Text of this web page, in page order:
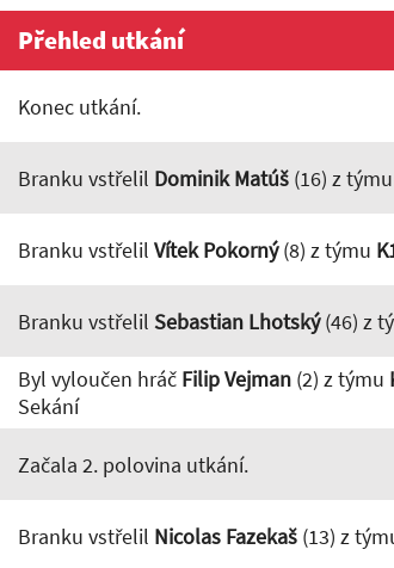
Přehled utkání
Konec utkání.
Branku vstřelil Dominik Matúš(16) z týmu
Branku vstřelil Vítek Pokorný(8) z týmu
Branku vstřelil Sebastian Lhotský(46) z
Byl vyloučen hráč Filip Vejman(2) z týmu
Sekání
Začala 2. polovina utkání.
Branku vstřelil Nicolas Fazekaš(13) z